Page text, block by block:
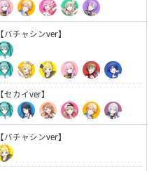
【バチャシンver】
【セカイver】
【バチャシンver】